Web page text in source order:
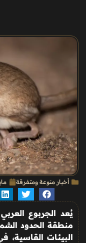
أخبار منوعة ومتفرقة مايو
يُعد الجربوع
منطقة الحدود
البيئات القاسية،